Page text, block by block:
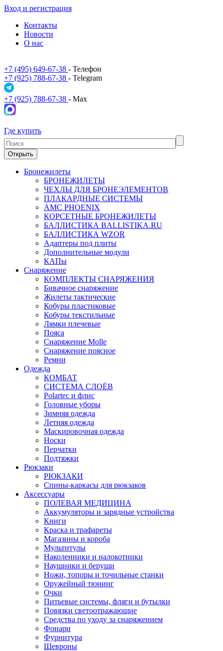
Вход и регистрация
Контакты
Новости
О нас
+7 (495) 649-67-38 - Телефон
+7 (925) 788-67-38 - Telegram
+7 (925) 788-67-38 - Max
Где купить
Открыть
Бронежилеты
БРОНЕЖИЛЕТЫ
ЧЕХЛЫ ДЛЯ БРОНЕЭЛЕМЕНТОВ
ПЛАКАРДНЫЕ СИСТЕМЫ
АМС PHOENIX
КОРСЕТНЫЕ БРОНЕЖИЛЕТЫ
БАЛЛИСТИКА BALLISTIKA.RU
БАЛЛИСТИКА WZOR
Адаптеры под плиты
Дополнительные модули
КАПы
Снаряжение
КОМПЛЕКТЫ СНАРЯЖЕНИЯ
Бивачное снаряжение
Жилеты тактические
Кобуры пластиковые
Кобуры текстильные
Лямки плечевые
Пояса
Снаряжение Molle
Снаряжение поясное
Ремни
Одежда
КОМБАТ
СИСТЕМА СЛОЁВ
Polartec и флис
Головные уборы
Зимняя одежда
Летняя одежда
Маскировочная одежда
Носки
Перчатки
Подтяжки
Рюкзаки
РЮКЗАКИ
Спины-каркасы для рюкзаков
Аксессуары
ПОЛЕВАЯ МЕДИЦИНА
Аккумуляторы и зарядные устройства
Книги
Краска и трафареты
Магазины и короба
Мультитулы
Наколенники и налокотники
Наушники и беруши
Ножи, топоры и точильные станки
Оружейный тюнинг
Очки
Питьевые системы, фляги и бутылки
Повязки светоотражающие
Средства по уходу за снаряжением
Фонари
Фурнитура
Шевроны